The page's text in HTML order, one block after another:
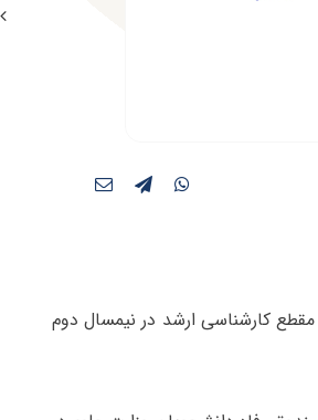
مقطع کارشناسی ارشد در نیمسال دوم